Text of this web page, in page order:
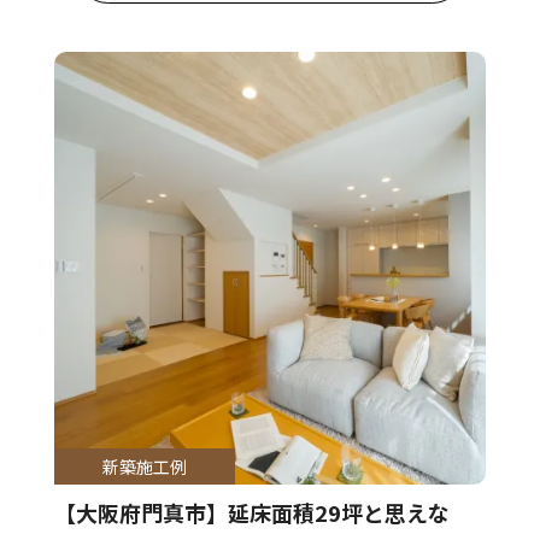
新築施工例
【大阪府門真市】延床面積29坪と思えな